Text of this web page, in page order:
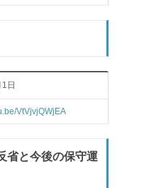
日
VtVjvjQWjEA
省と今後の保守運